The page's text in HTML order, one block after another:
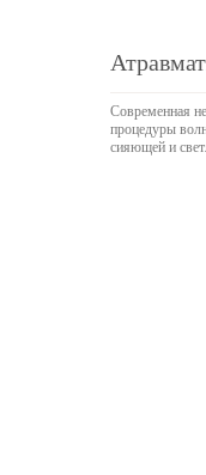
Современная
процедуры
сияющей и